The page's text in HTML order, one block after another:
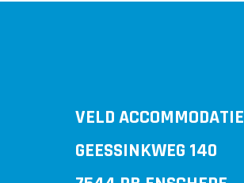
VELD ACCOMMODATIE
GEESSINKWEG 140